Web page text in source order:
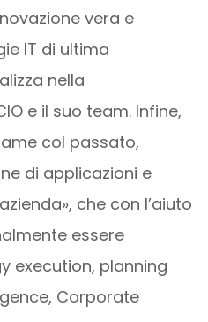
vera e
IT di ultima
nella
e il suo team. Infine,
col passato,
di applicazioni e
che con l’aiuto
essere
execution, planning
Corporate